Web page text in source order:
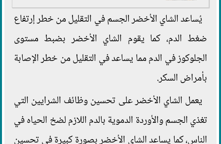
يُساعد الشاي الأخضر الجسم في التقليل من خطر إرتفاع
ضغط الدم، كما يقوم الشاي الأخضر بضبط مستوى
الجلوكوز في الدم مما يساعد في التقليل من خطر الإصابة
بأمراض السكر.
يعمل الشاي الأخضر على تحسين وظائف الشرايين التي
تغذي الجسم والأوردة الدموية بالدم اللازم لضخ الحياه في